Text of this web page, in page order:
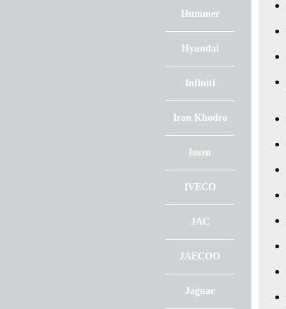
Hummer
Hyundai
Infiniti
Iran Khodro
Isuzu
IVECO
JAC
JAECOO
Jaguar